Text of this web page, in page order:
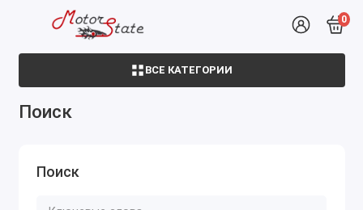
0
ВСЕ КАТЕГОРИИ
Поиск
Поиск